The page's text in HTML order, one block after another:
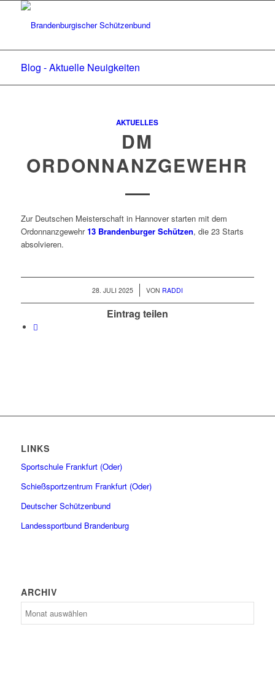
Blog - Aktuelle Neuigkeiten
AKTUELLES
DM
ORDONNANZGEWEHR
Zur Deutschen Meisterschaft in Hannover starten mit dem
Ordonnanzgewehr13 Brandenburger Schützen, die 23 Starts
absolvieren.
28. JULI 2025 VON RADDI
Eintrag teilen
LINKS
Sportschule Frankfurt (Oder)
Schießsportzentrum Frankfurt (Oder)
Deutscher Schützenbund
Landessportbund Brandenburg
ARCHIV